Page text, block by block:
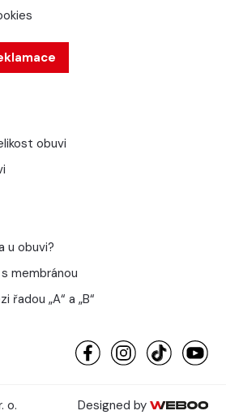
obuvi
u obuvi?
membránou
řadou „A“ a „B“
o. Designed by